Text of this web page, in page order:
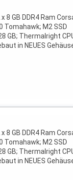
8 GB DDR4 Ram
Tomahawk; M2 SSD
GB; Thermalright
in NEUES
...
8 GB DDR4 Ram
Tomahawk; M2 SSD
GB; Thermalright
in NEUES
...